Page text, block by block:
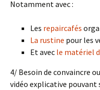
Notamment avec :
Les repaircafés
La rustine pour les
Et avec le matériel
4/ Besoin de convaincre
vidéo explicative pouvant